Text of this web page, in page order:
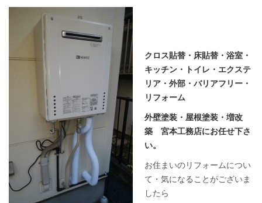
クロス貼替・床貼替・浴室・
キッチン・トイレ・エクステ
リア・外部・バリアフリー・
リフォーム
外壁塗装・屋根塗装・増改
築 宮本工務店にお任せ下さ
い。
お住まいのリフォームについ
て・気になることがございま
したら